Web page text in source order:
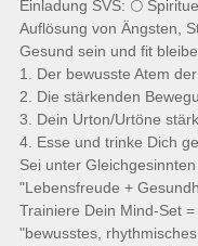
Einladung SVS: 🌕
Auflösung von Ängsten,
Gesund sein und fit
1. Der bewusste Atem
2. Die stärkenden
3. Dein Urton/Urtöne
4. Esse und trinke Dich
Sei unter
"Lebensfreude +
Trainiere Dein Mind-Set
"bewusstes,